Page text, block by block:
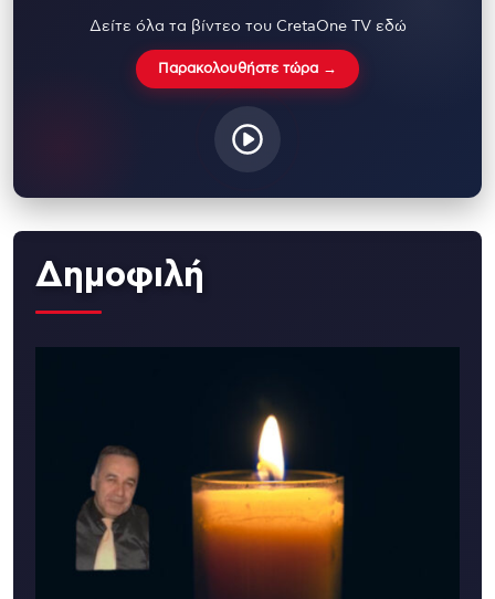
Δείτε όλα τα βίντεο του CretaOne TV εδώ
Παρακολουθήστε τώρα →
Δημοφιλή